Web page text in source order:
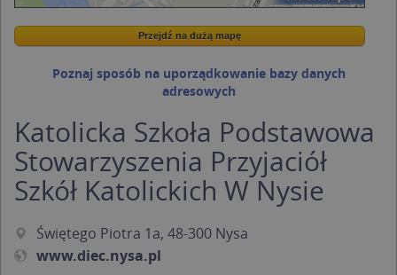
Wstaw tę mapkę na swoją stronę
Przejdź na dużą mapę
Przejdź na dużą mapę
Poznaj sposób na uporządkowanie bazy danych
adresowych
Katolicka Szkoła Podstawowa
Stowarzyszenia Przyjaciół
Szkół Katolickich W Nysie
Świętego Piotra 1a, 48-300 Nysa
www.diec.nysa.pl